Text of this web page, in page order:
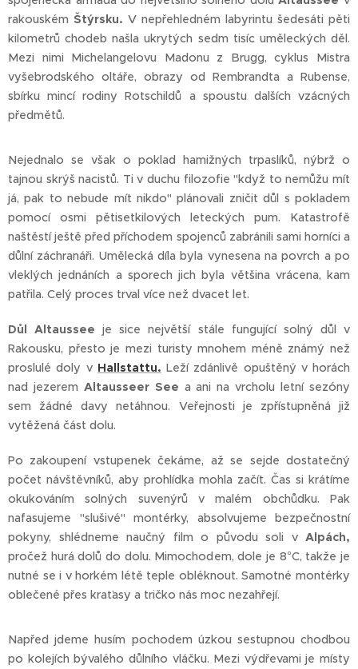
rakouském Štýrsku. V nepřehledném labyrintu šedesáti pěti
kilometrů chodeb našla ukrytých sedm tisíc uměleckých děl.
Mezi nimi Michelangelovu Madonu z Brugg, cyklus Mistra
vyšebrodského oltáře, obrazy od Rembrandta a Rubense,
sbírku mincí rodiny Rotschildů a spoustu dalších vzácných
předmětů.
Nejednalo se však o poklad hamižných trpaslíků, nýbrž o
tajnou skrýš nacistů. Ti v duchu filozofie "když to nemůžu mít
já, pak to nebude mít nikdo" plánovali zničit důl s pokladem
pomocí osmi pětisetkilových leteckých pum. Katastrofě
naštěstí ještě před příchodem spojenců zabránili sami horníci a
důlní záchranáři. Umělecká díla byla vynesena na povrch a po
vleklých jednáních a sporech jich byla většina vrácena, kam
patřila. Celý proces trval více než dvacet let.
Důl Altaussee je sice největší stále fungující solný důl v
Rakousku, přesto je mezi turisty mnohem méně známý než
proslulé doly v Hallstattu. Leží zdánlivě opuštěný v horách
nad jezerem Altausseer See a ani na vrcholu letní sezóny
sem žádné davy netáhnou. Veřejnosti je zpřístupněná již
vytěžená část dolu.
Po zakoupení vstupenek čekáme, až se sejde dostatečný
počet návštěvníků, aby prohlídka mohla začít. Čas si krátíme
okukováním solných suvenýrů v malém obchůdku. Pak
nafasujeme "slušivé" montérky, absolvujeme bezpečnostní
pokyny, shlédneme naučný film o původu soli v Alpách,
pročež hurá dolů do dolu. Mimochodem, dole je 8°C, takže je
nutné se i v horkém létě teple obléknout. Samotné montérky
oblečené přes kraťasy a tričko nás moc nezahřejí.
Napřed jdeme husím pochodem úzkou sestupnou chodbou
po kolejích bývalého důlního vláčku. Mezi výdřevami je místy